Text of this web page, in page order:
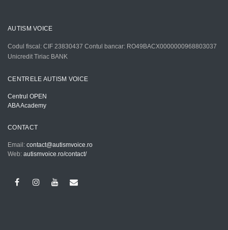
AUTISM VOICE
Codul fiscal: CIF 23830437 Contul bancar: RO49BACX0000000968803037
Unicredit Tiriac BANK
CENTRELE AUTISM VOICE
Centrul OPEN
ABA Academy
CONTACT
Email: contact@autismvoice.ro
Web: autismvoice.ro/contact/
FacebookInstagramYouTube
Email